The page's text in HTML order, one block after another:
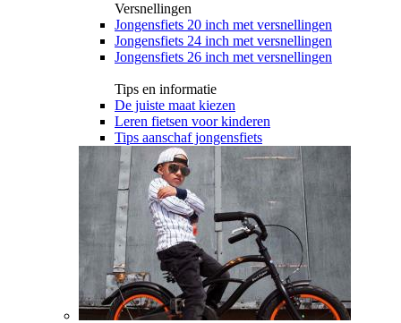
Versnellingen
Jongensfiets 20 inch met versnellingen
Jongensfiets 24 inch met versnellingen
Jongensfiets 26 inch met versnellingen
Tips en informatie
De juiste maat kiezen
Leren fietsen voor kinderen
Tips aanschaf jongensfiets